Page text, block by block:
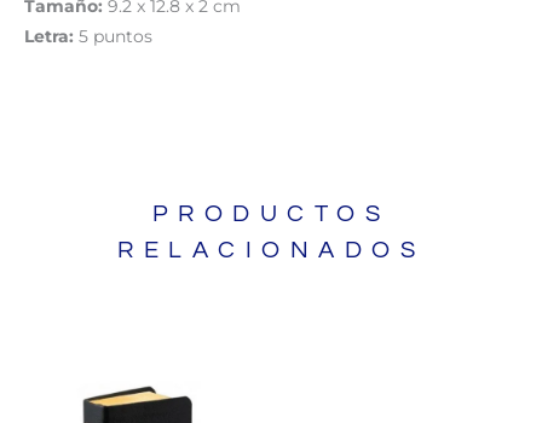
Tamaño: 9.2 x 12.8 x 2 cm
Letra: 5 puntos
PRODUCTOS
RELACIONADOS